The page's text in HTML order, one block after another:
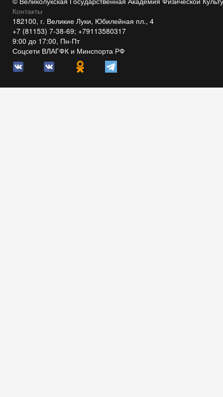
Контакты
182100, г. Великие Луки, Юбилейная пл., 4
+7 (81153) 7-38-69; +79113580317
9:00 до 17:00, Пн-Пт
Соцсети ВЛАГФК и Минспорта РФ